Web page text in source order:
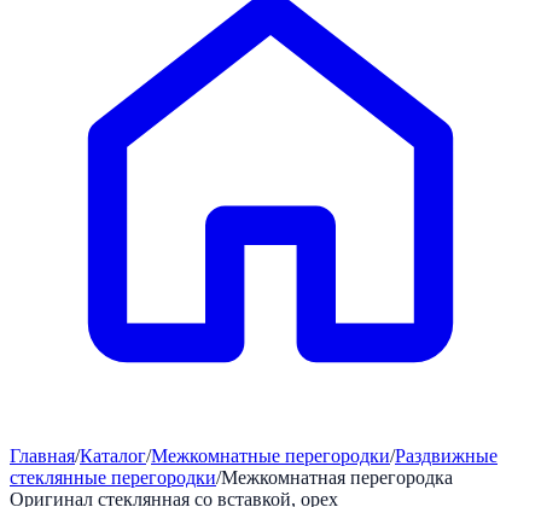
Главная/Каталог/Межкомнатные перегородки/Раздвижные
стеклянные перегородки/Межкомнатная перегородка
Оригинал стеклянная со вставкой, орех